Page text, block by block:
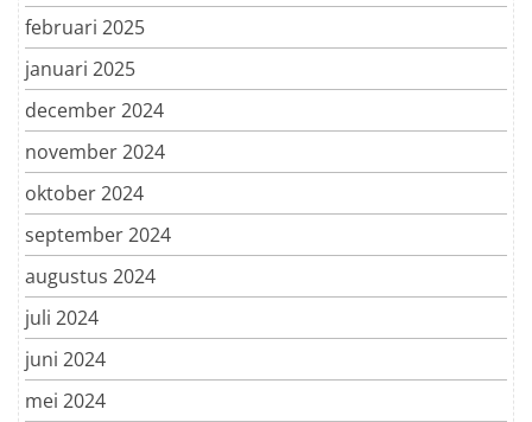
februari 2025
januari 2025
december 2024
november 2024
oktober 2024
september 2024
augustus 2024
juli 2024
juni 2024
mei 2024